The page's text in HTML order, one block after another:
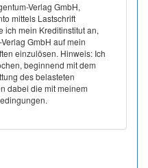
Verlag GmbH,
mittels Lastschrift
ich mein Kreditinstitut an,
GmbH auf mein
einzulösen. Hinweis: Ich
beginnend mit dem
des belasteten
dabei die mit meinem